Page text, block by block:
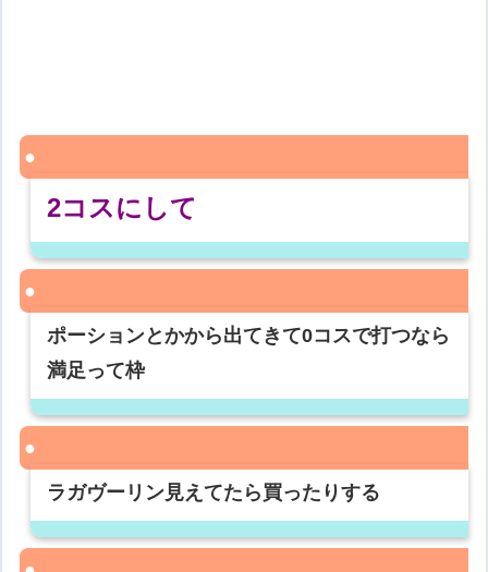
2コスにして
ポーションとかから出てきて0コスで打つなら
満足って枠
ラガヴーリン見えてたら買ったりする